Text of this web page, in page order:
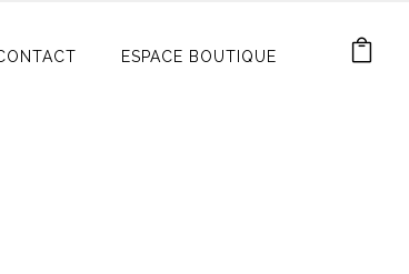
ESPACE BOUTIQUE